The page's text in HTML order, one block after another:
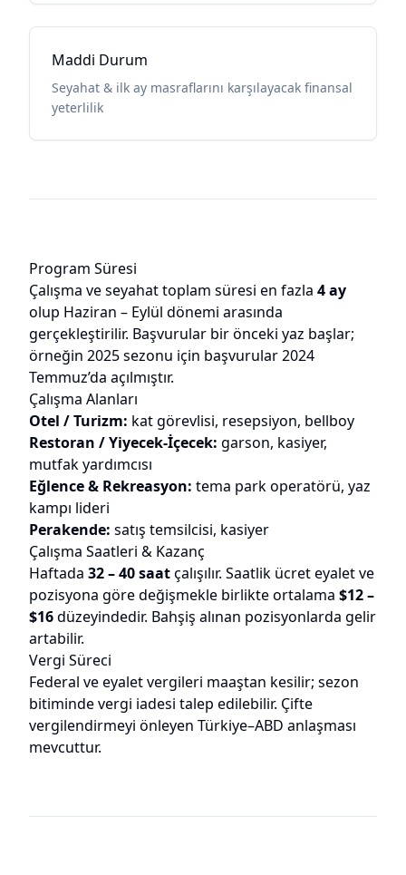
Maddi Durum
Seyahat & ilk ay masraflarını karşılayacak finansal
yeterlilik
Program Süresi
Çalışma ve seyahat toplam süresi en fazla 4 ay
olup Haziran – Eylül dönemi arasında
gerçekleştirilir. Başvurular bir önceki yaz başlar;
örneğin 2025 sezonu için başvurular 2024
Temmuz’da açılmıştır.
Çalışma Alanları
Otel / Turizm: kat görevlisi, resepsiyon, bellboy
Restoran / Yiyecek-İçecek: garson, kasiyer,
mutfak yardımcısı
Eğlence & Rekreasyon: tema park operatörü, yaz
kampı lideri
Perakende: satış temsilcisi, kasiyer
Çalışma Saatleri & Kazanç
Haftada 32 – 40 saatçalışılır. Saatlik ücret eyalet ve
pozisyona göre değişmekle birlikte ortalama $12 –
$16düzeyindedir. Bahşiş alınan pozisyonlarda gelir
artabilir.
Vergi Süreci
Federal ve eyalet vergileri maaştan kesilir; sezon
bitiminde vergi iadesi talep edilebilir. Çifte
vergilendirmeyi önleyen Türkiye–ABD anlaşması
mevcuttur.